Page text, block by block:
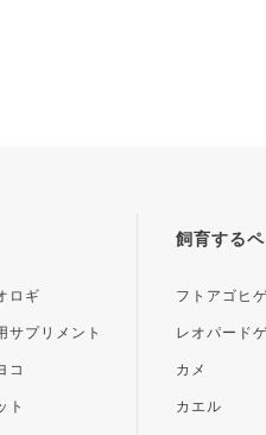
ロギ
サプリメント
コ
ト
飼育する
フトアゴヒ
レオパード
カメ
カエル